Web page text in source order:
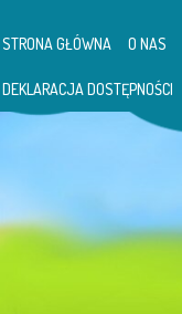
STRONA GŁÓWNA O NAS
DEKLARACJA DOSTĘPNOŚCI